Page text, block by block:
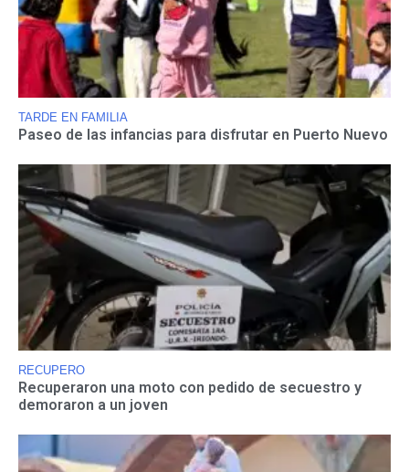
TARDE EN FAMILIA
Paseo de las infancias para disfrutar en Puerto Nuevo
RECUPERO
Recuperaron una moto con pedido de secuestro y
demoraron a un joven